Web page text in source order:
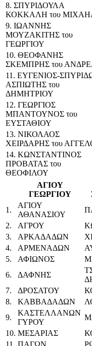
8. ΣΠΥΡΙΔΟΥΛΑ
ΚΟΚΚΑΛΗ του
9. ΙΩΑΝΝΗΣ
ΜΟΥΖΑΚΙΤΗΣ του
ΓΕΩΡΓΙΟΥ
10. ΘΕΟΦΑΝΗΣ
ΣΚΕΜΠΡΗΣ του
11. ΕΥΓΕΝΙΟΣ-
ΑΣΠΙΩΤΗΣ του
ΔΗΜΗΤΡΙΟΥ
12. ΓΕΩΡΓΙΟΣ
ΜΠΑΝΤΟΥΝΟΣ του
ΕΥΣΤΑΘΙΟΥ
13. ΝΙΚΟΛΑΟΣ
ΧΕΙΡΔΑΡΗΣ του
14. ΚΩΝΣΤΑΝΤΙΝΟΣ
ΠΡΟΒΑΤΑΣ του
ΘΕΟΦΙΛΟΥ
ΑΓΙΟΥ
ΓΕΩΡΓΙΟΥ
1.
ΑΓΙΟΥ
ΑΘΑΝΑΣΙΟΥ
2.
ΑΓΡΟΥ
3.
ΑΡΚΑΔΑΔΩΝ
4.
ΑΡΜΕΝΑΔΩΝ
5.
ΑΦΙΩΝΟΣ
6.
ΔΑΦΝΗΣ
7.
ΔΡΟΣΑΤΟΥ
8.
ΚΑΒΒΑΔΑΔΩΝ
9.
ΚΑΣΤΕΛΛΑΝΩΝ
ΓΥΡΟΥ
10. ΜΕΣΑΡΙΑΣ